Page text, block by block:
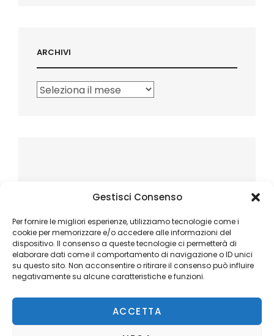
Gestisci Consenso
Per fornire le migliori esperienze, utilizziamo tecnologie come i
cookie per memorizzare e/o accedere alle informazioni del
dispositivo. Il consenso a queste tecnologie ci permetterà di
elaborare dati come il comportamento di navigazione o ID unici
su questo sito. Non acconsentire o ritirare il consenso può influire
negativamente su alcune caratteristiche e funzioni.
ACCETTA
ARCHIVI
Archivi